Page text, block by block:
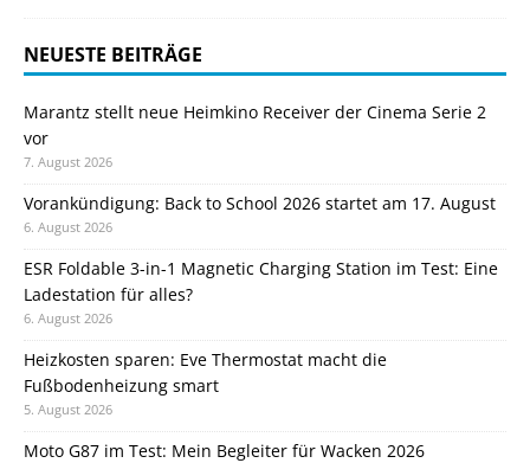
NEUESTE BEITRÄGE
Marantz stellt neue Heimkino Receiver der Cinema Serie 2
vor
7. August 2026
Vorankündigung: Back to School 2026 startet am 17. August
6. August 2026
ESR Foldable 3-in-1 Magnetic Charging Station im Test: Eine
Ladestation für alles?
6. August 2026
Heizkosten sparen: Eve Thermostat macht die
Fußbodenheizung smart
5. August 2026
Moto G87 im Test: Mein Begleiter für Wacken 2026